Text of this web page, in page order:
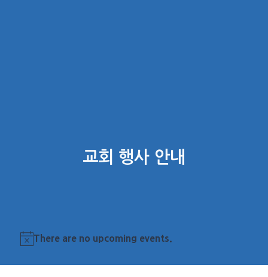
교회 행사 안내
Notice
There are no upcoming events.